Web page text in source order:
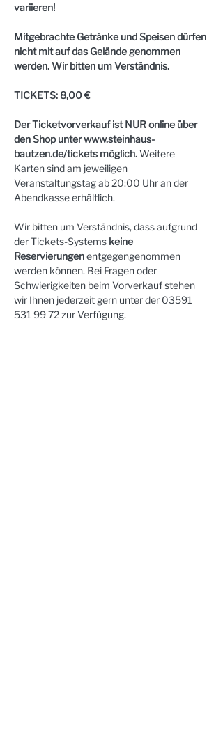
variieren!
Mitgebrachte Getränke und Speisen dürfen
nicht mit auf das Gelände genommen
werden. Wir bitten um Verständnis.
TICKETS: 8,00 €
Der Ticketvorverkauf ist NUR online über
den Shop unter www.steinhaus-
bautzen.de/tickets möglich. Weitere
Karten sind am jeweiligen
Veranstaltungstag ab 20:00 Uhr an der
Abendkasse erhältlich.
Wir bitten um Verständnis, dass aufgrund
der Tickets-Systems keine
Reservierungen entgegengenommen
werden können. Bei Fragen oder
Schwierigkeiten beim Vorverkauf stehen
wir Ihnen jederzeit gern unter der 03591
531 99 72 zur Verfügung.